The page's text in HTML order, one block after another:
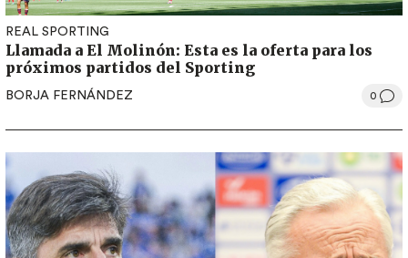
REAL SPORTING
Llamada a El Molinón: Esta es la oferta para los
próximos partidos del Sporting
BORJA FERNÁNDEZ 0